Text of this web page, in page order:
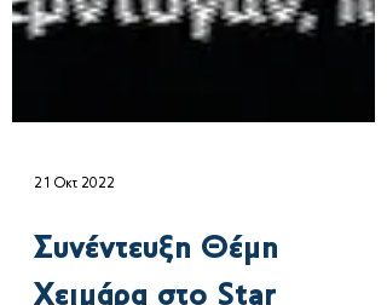
21 Οκτ 2022